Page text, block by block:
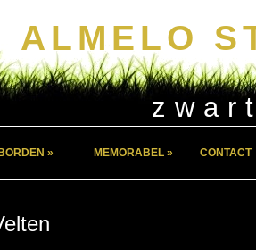
ALMELO
» MEMORABEL » CONTACT